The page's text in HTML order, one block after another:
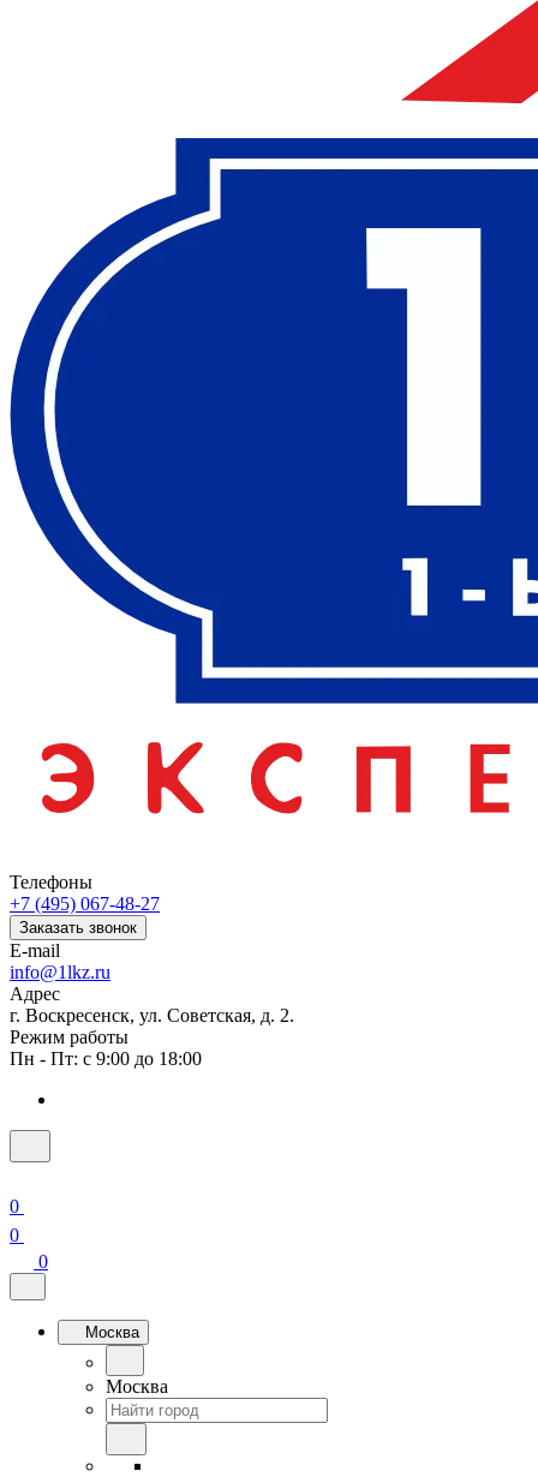
Телефоны
+7 (495) 067-48-27
Заказать звонок
E-mail
info@1lkz.ru
Адрес
г. Воскресенск, ул. Советская, д. 2.
Режим работы
Пн - Пт: с 9:00 до 18:00
0
0
0
Москва
Москва